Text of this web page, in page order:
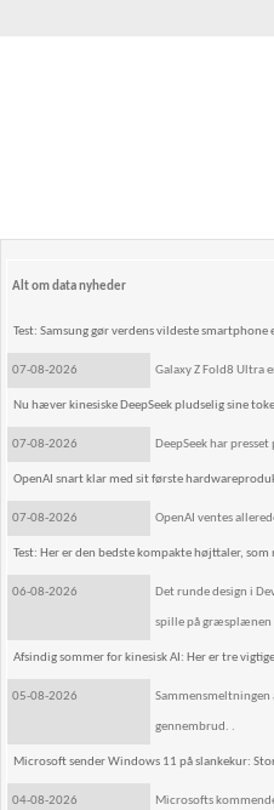
Alt om data nyheder
Test: Samsung gør verdens vildeste
07-08-2026 Galaxy Z Fold8 Ultra
Nu hæver kinesiske DeepSeek pludselig sine
07-08-2026 DeepSeek har
OpenAI snart klar med sit første
07-08-2026 OpenAI ventes
Test: Her er den bedste kompakte højttaler, som
06-08-2026 Det runde design i
spille på græsplænen
Afsindig sommer for kinesisk AI: Her er tre
05-08-2026 Sammensmeltningen
gennembrud. .
Microsoft sender Windows 11 på slankekur:
04-08-2026 Microsofts